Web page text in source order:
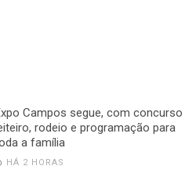
Campos segue, com concurso
rodeio e programação para
a família
HÁ 2 HORAS